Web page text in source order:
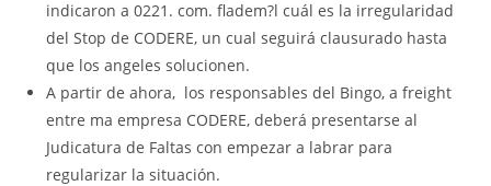
indicaron a 0221. com. fladem?l cuál es la irregularidad
del Stop de CODERE, un cual seguirá clausurado hasta
que los angeles solucionen.
A partir de ahora, los responsables del Bingo, a freight
entre ma empresa CODERE, deberá presentarse al
Judicatura de Faltas con empezar a labrar para
regularizar la situación.